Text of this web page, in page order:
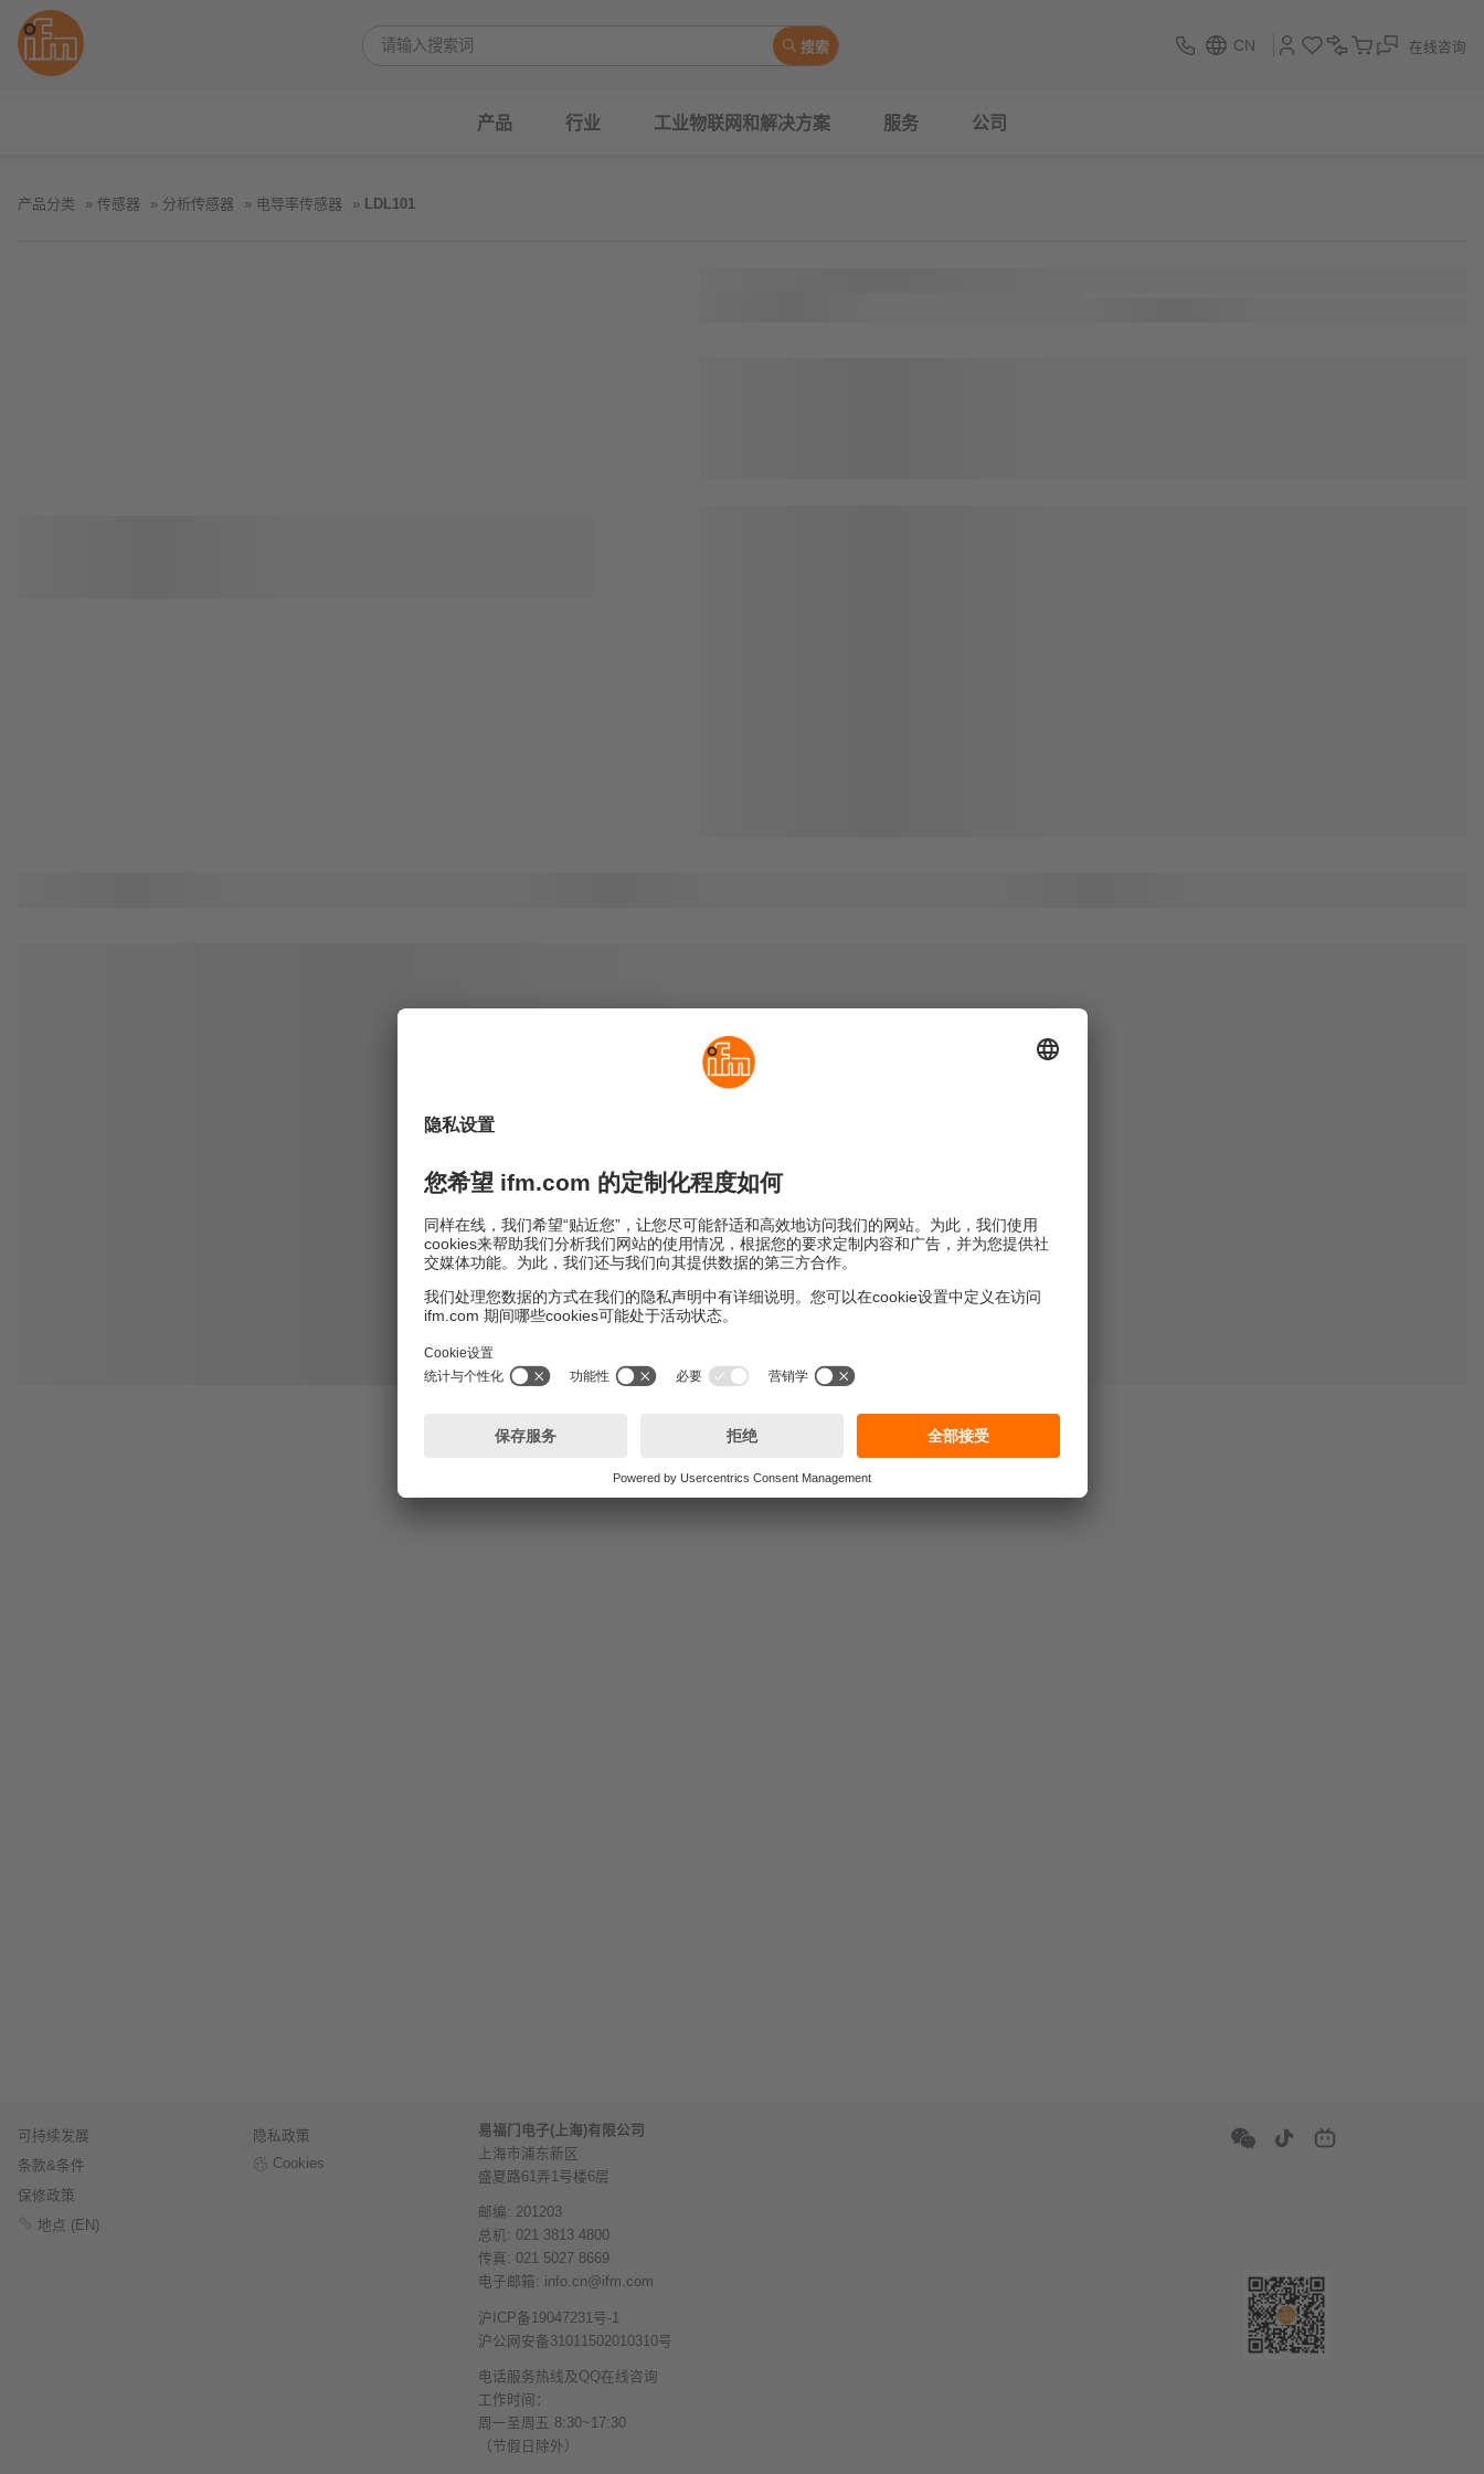
搜索 CN 在线咨询
产品 行业 工业物联网和解决方案 服务 公司
产品分类 传感器 分析传感器 电导率传感器 LDL101
可持续发展
条款&条件
保修政策
地点 (EN)
隐私政策
Cookies
易福门电子(上海)有限公司
上海市浦东新区
盛夏路61弄1号楼6层
邮编: 201203
总机: 021 3813 4800
传真: 021 5027 8669
电子邮箱: info.cn@ifm.com
沪ICP备19047231号-1
沪公网安备31011502010310号
电话服务热线及QQ在线咨询
工作时间：
周一至周五 8:30~17:30
（节假日除外）